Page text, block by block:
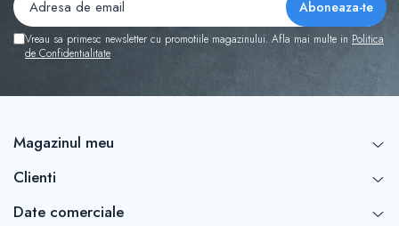
Vreau sa primesc newsletter cu promotiile magazinului. Afla mai multe in Politica
de Confidentialitate
Magazinul meu
Clienti
Date comerciale